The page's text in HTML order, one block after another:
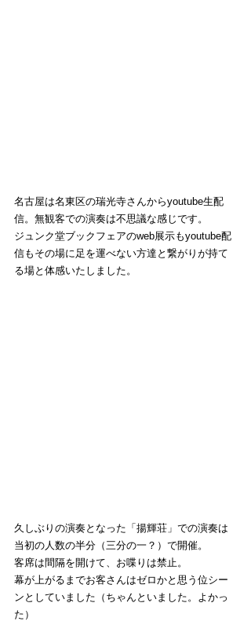
名古屋は名東区の瑞光寺さんからyoutube生配
信。無観客での演奏は不思議な感じです。
ジュンク堂ブックフェアのweb展示もyoutube配
信もその場に足を運べない方達と繋がりが持て
る場と体感いたしました。
久しぶりの演奏となった「揚輝荘」での演奏は
当初の人数の半分（三分の一？）で開催。
客席は間隔を開けて、お喋りは禁止。
幕が上がるまでお客さんはゼロかと思う位シー
ンとしていました（ちゃんといました。よかっ
た）